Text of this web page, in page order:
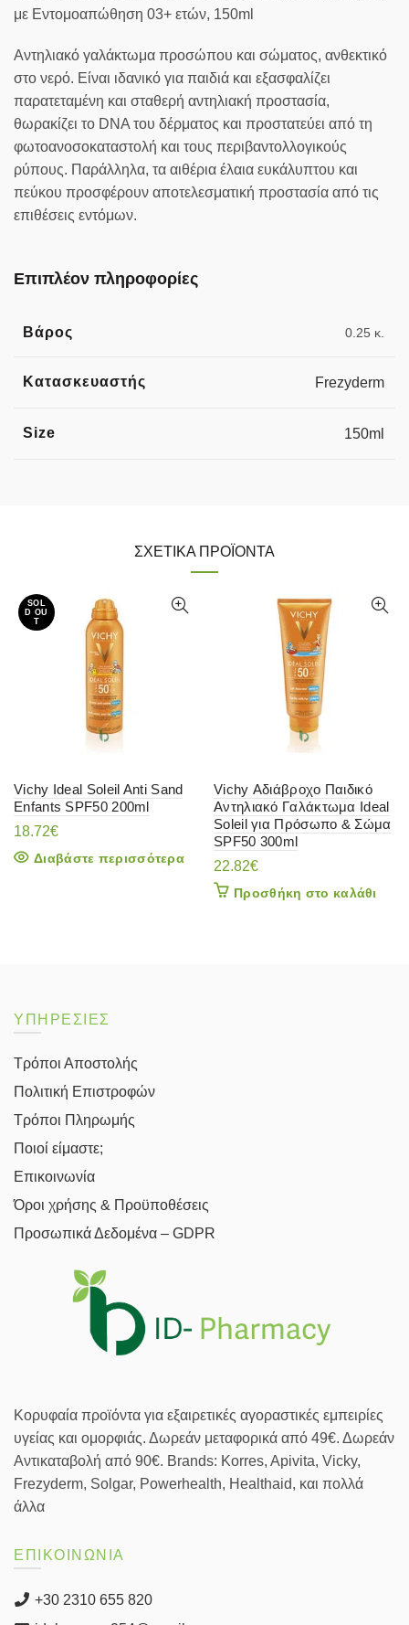
με Εντομοαπώθηση 03+ ετών, 150ml
Αντηλιακό γαλάκτωμα προσώπου και σώματος, ανθεκτικό
στο νερό. Είναι ιδανικό για παιδιά και εξασφαλίζει
παρατεταμένη και σταθερή αντηλιακή προστασία,
θωρακίζει το DNA του δέρματος και προστατεύει από τη
φωτοανοσοκαταστολή και τους περιβαντολλογικούς
ρύπους. Παράλληλα, τα αιθέρια έλαια ευκάλυπτου και
πεύκου προσφέρουν αποτελεσματική προστασία από τις
επιθέσεις εντόμων.
Επιπλέον πληροφορίες
Βάρος 0.25 κ.
Κατασκευαστής Frezyderm
Size 150ml
ΣΧΕΤΙΚΆ ΠΡΟΪΌΝΤΑ
SOL
D OU
T
Vichy Ideal Soleil Anti Sand
Enfants SPF50 200ml
18.72€
Διαβάστε περισσότερα
Vichy Αδιάβροχο Παιδικό
Αντηλιακό Γαλάκτωμα Ideal
Soleil για Πρόσωπο & Σώμα
SPF50 300ml
22.82€
Προσθήκη στο καλάθι
ΥΠΗΡΕΣΙΕΣ
Τρόποι Αποστολής
Πολιτική Επιστροφών
Τρόποι Πληρωμής
Ποιοί είμαστε;
Επικοινωνία
Όροι χρήσης & Προϋποθέσεις
Προσωπικά Δεδομένα – GDPR
Κορυφαία προϊόντα για εξαιρετικές αγοραστικές εμπειρίες
υγείας και ομορφιάς. Δωρεάν μεταφορικά από 49€. Δωρεάν
Αντικαταβολή από 90€. Brands: Korres, Apivita, Vicky,
Frezyderm, Solgar, Powerhealth, Healthaid, και πολλά
άλλα
ΕΠΙΚΟΙΝΩΝΙΑ
+30 2310 655 820